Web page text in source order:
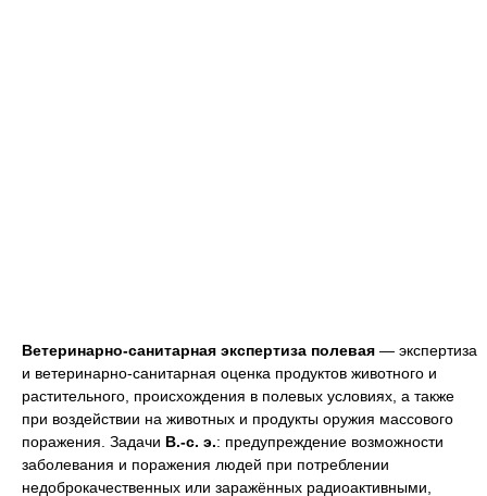
Ветеринарно-санитарная экспертиза полевая — экспертиза
и ветеринарно-санитарная оценка продуктов животного и
растительного, происхождения в полевых условиях, а также
при воздействии на животных и продукты оружия массового
поражения. Задачи В.-с. э.: предупреждение возможности
заболевания и поражения людей при потреблении
недоброкачественных или заражённых радиоактивными,